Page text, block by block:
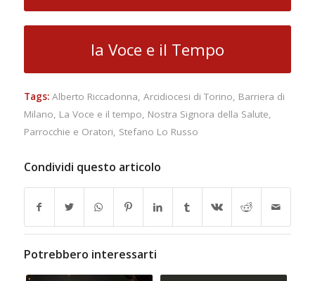
la Voce e il Tempo
Tags: Alberto Riccadonna, Arcidiocesi di Torino, Barriera di
Milano, La Voce e il tempo, Nostra Signora della Salute,
Parrocchie e Oratori, Stefano Lo Russo
Condividi questo articolo
Potrebbero interessarti